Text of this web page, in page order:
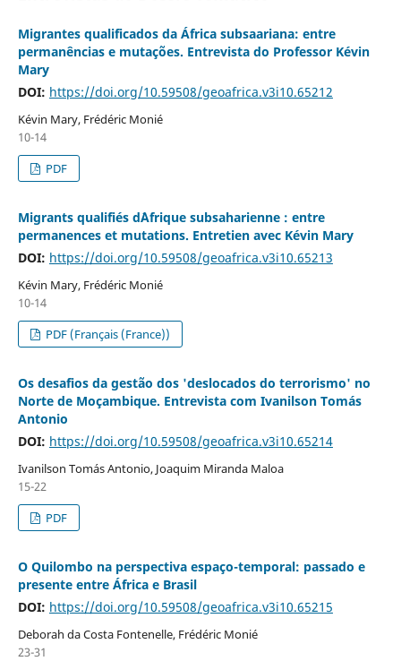
Migrantes qualificados da África subsaariana: entre
permanências e mutações. Entrevista do Professor Kévin
Mary
DOI: https://doi.org/10.59508/geoafrica.v3i10.65212
Kévin Mary, Frédéric Monié
10-14
PDF
Migrants qualifiés d´Afrique subsaharienne : entre
permanences et mutations. Entretien avec Kévin Mary
DOI: https://doi.org/10.59508/geoafrica.v3i10.65213
Kévin Mary, Frédéric Monié
10-14
PDF (Français (France))
Os desafios da gestão dos 'deslocados do terrorismo' no
Norte de Moçambique. Entrevista com Ivanilson Tomás
Antonio
DOI: https://doi.org/10.59508/geoafrica.v3i10.65214
Ivanilson Tomás Antonio, Joaquim Miranda Maloa
15-22
PDF
O Quilombo na perspectiva espaço-temporal: passado e
presente entre África e Brasil
DOI: https://doi.org/10.59508/geoafrica.v3i10.65215
Deborah da Costa Fontenelle, Frédéric Monié
23-31